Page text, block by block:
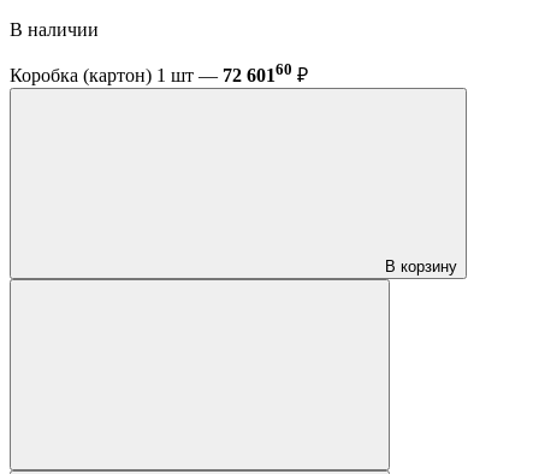
В наличии
Коробка (картон) 1 шт — 72 60160 ₽
В корзину